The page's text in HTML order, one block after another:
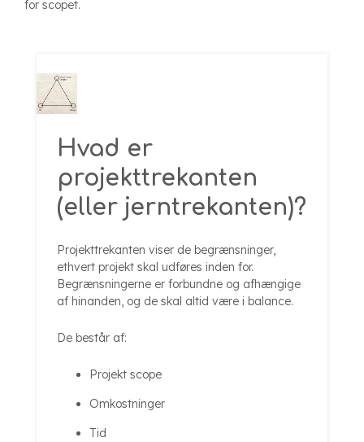
for scopet.
Hvad er
projekttrekanten
(eller jerntrekanten)?
Projekttrekanten viser de begrænsninger,
ethvert projekt skal udføres inden for.
Begrænsningerne er forbundne og afhængige
af hinanden, og de skal altid være i balance.
De består af:
Projekt scope
Omkostninger
Tid